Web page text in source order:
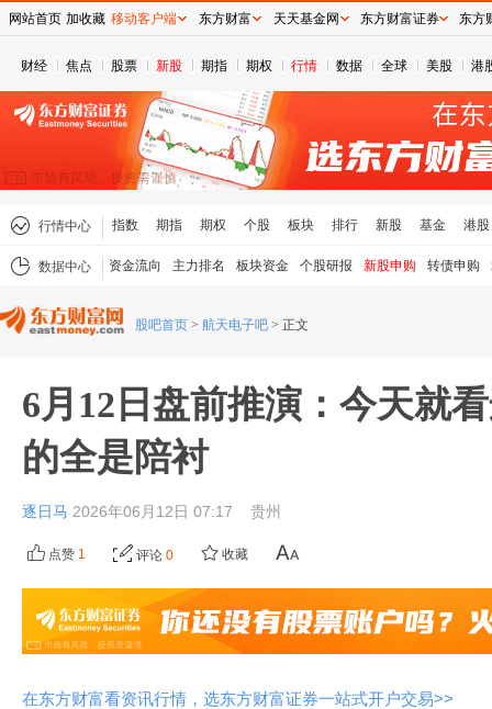
财经 焦点 股票 新股 期指 期权 行情 数据 全球 美股 港
行情中心 指数 期指 期权 个股 板块 排行 新股 基金 港股
数据中心 资金流向 主力排名 板块资金 个股研报 新股申购 转债申购
股吧首页 > 航天电子吧 > 正文
6月12日盘前推演：今天就
的全是陪衬
逐日马 2026年06月12日 07:17 贵州
点赞 1 评论 0 收藏
在东方财富看资讯行情，选东方财富证券一站式开户交易>>
网站首页 加收藏 移动客户端 东方财富 天天基金网 东方财富证券 东方